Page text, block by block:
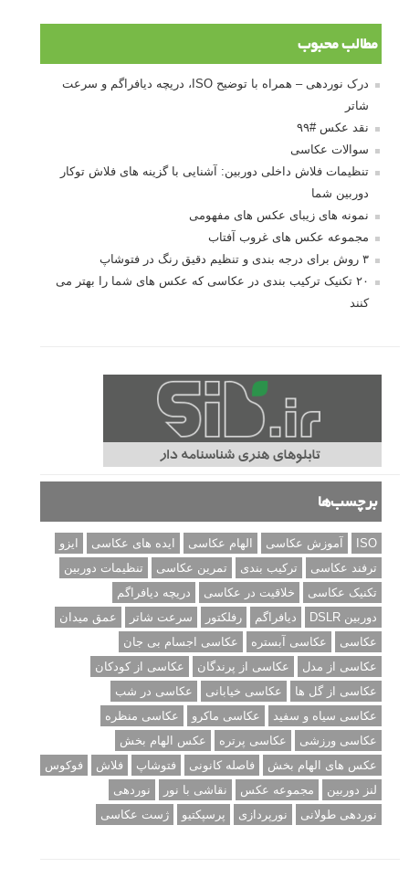
مطالب محبوب
درک نوردهی – همراه با توضیح ISO، دریچه دیافراگم و سرعت
شاتر
نقد عکس #۹۹
سوالات عکاسی
تنظیمات فلاش داخلی دوربین: آشنایی با گزینه های فلاش توکار
دوربین شما
نمونه های زیبای عکس های مفهومی
مجموعه عکس های غروب آفتاب
۳ روش برای درجه بندی و تنظیم دقیق رنگ در فتوشاپ
۲۰ تکنیک ترکیب بندی در عکاسی که عکس های شما را بهتر می
کنند
برچسب‌ها
ISO آموزش عکاسی الهام عکاسی ایده های عکاسی
ایزو
ترفند عکاسی
ترکیب بندی تمرین عکاسی
تنظیمات دوربین
تکنیک عکاسی
خلاقیت در عکاسی
دریچه دیافراگم
دوربین DSLR
دیافراگم رفلکتور سرعت شاتر
عمق میدان
عکاسی
عکاسی آبستره
عکاسی اجسام بی جان
عکاسی از مدل
عکاسی از پرندگان
عکاسی از کودکان
عکاسی از گل ها
عکاسی خیابانی
عکاسی در شب
عکاسی سیاه و سفید
عکاسی ماکرو
عکاسی منظره
عکاسی ورزشی
عکاسی پرتره
عکس الهام بخش
عکس های الهام بخش
فاصله کانونی فتوشاپ فلاش
فوکوس
لنز دوربین
مجموعه عکس نقاشی با نور
نوردهی
نوردهی طولانی
نورپردازی پرسپکتیو ژست عکاسی